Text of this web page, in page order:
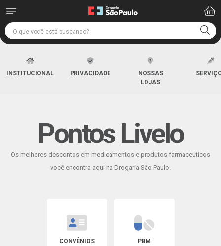
INSTITUCIONAL PRIVACIDADE
NOSSAS
LOJAS
Pontos Livelo
Os melhores descontos em medicamentos e produtos farmaceuticos
você encontra aqui na Drogaria São Paulo.
CONVÊNIOS PBM